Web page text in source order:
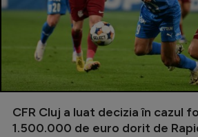
CFR Cluj a luat decizia în cazul
1.500.000 de euro dorit de